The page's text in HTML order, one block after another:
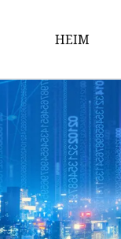
HEIM